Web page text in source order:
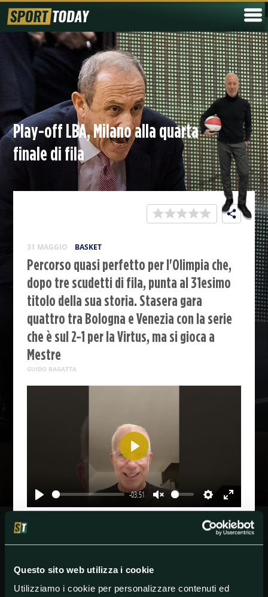
Questo sito web utilizza i cookie
Utilizziamo i cookie per personalizzare contenuti ed
Play-off LBA, Milano alla quarta
finale di fila
31 MAGGIO BASKET
Percorso quasi perfetto per l'Olimpia che,
dopo tre scudetti di fila, punta al 31esimo
titolo della sua storia. Stasera gara
quattro tra Bologna e Venezia con la serie
che è sul 2-1 per la Virtus, ma si gioca a
Mestre
GUIDO BAGATTA
-03:51
fullscreen
Play
Guido Bagatta sui play-off LBA